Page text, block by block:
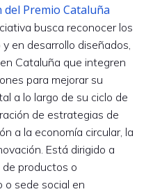
del Premio Cataluña
busca reconocer los
en desarrollo diseñados,
Cataluña que integren
para mejorar su
a lo largo de su ciclo de
de estrategias de
a la economía circular, la
Está dirigido a
productos o
o sede social en